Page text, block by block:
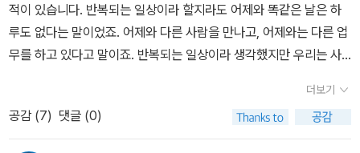
구나. 오늘은 꽤 괜찮은 하루였어! 이렇게!
나도 꺼내어 볼 수 있으니 참 쉽고도 멋진 일이 아닌가. 이제 올해도
두 달여밖에 남지 않았는데, 아마 나는 내년 초가 되면 또 일기를 써야
겠다고 다짐을 할 것이다. 이 책은 1년간의 삶을 365편의 일기로 기
록한 감성 일러스트레이션 북이다. 일러스트레이터로 회사에서 근무
하다 퇴사 후 프리랜서로 활동하고 있는 저자 529는 잠이 오지 않는
적이 있습니다. 반복되는 일상이라 할지라도 어제와 똑같은 날은 하
루도 없다는 말이었죠. 어제와 다른 사람을 만나고, 어제와는 다른 업
무를 하고 있다고 말이죠. 반복되는 일상이라 생각했지만 우리는 사
던 것이죠. 어쩌면 이런 사소한 것들이 하루하루를 살아가게 하는 힘
이 아닐까요? 저도 《하루 그림 하나》의 저자처럼 아주 사소한 것이라
할지라도 기록하고 싶어졌습니다. 몇년 전, 저녁 식사 자리에서 자연
더보기
공감 (7) 댓글 (0)